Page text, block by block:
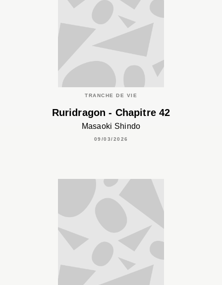
TRANCHE DE VIE
Ruridragon - Chapitre 42
Masaoki Shindo
09/03/2026